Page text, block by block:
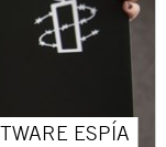
ESPÍA